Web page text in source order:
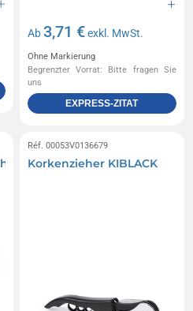
Ab3,71 €exkl. MwSt.
Ohne Markierung
Begrenzter Vorrat: Bitte fragen Sie
uns
EXPRESS-ZITAT
Réf. 00053V0136679
Korkenzieher KIBLACK